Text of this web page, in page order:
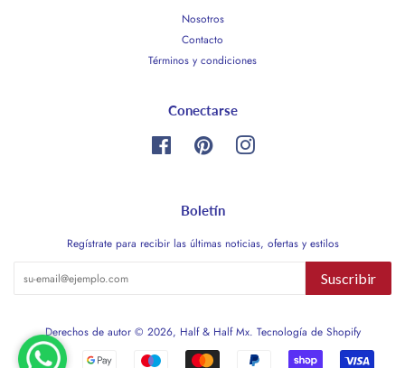
Nosotros
Contacto
Términos y condiciones
Conectarse
FacebookPinterestInstagram
Boletín
Regístrate para recibir las últimas noticias, ofertas y estilos
Suscribir
Derechos de autor © 2026, Half & Half Mx. Tecnología de Shopify
Métodos